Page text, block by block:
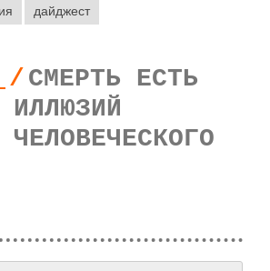
дайджест
/ СМЕРТЬ ЕСТЬ
ЧЕЛОВЕЧЕСКОГО